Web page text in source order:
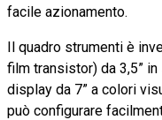
facile azionamento.
Il quadro strumenti è
film transistor) da 3,5”
display da 7” a colori
può configurare